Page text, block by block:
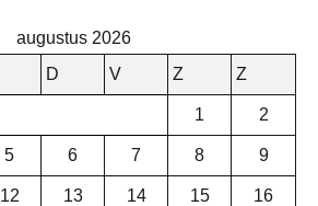
augustus 2026
D V Z Z
1 2
5 6 7 8 9
12 13 14 15 16